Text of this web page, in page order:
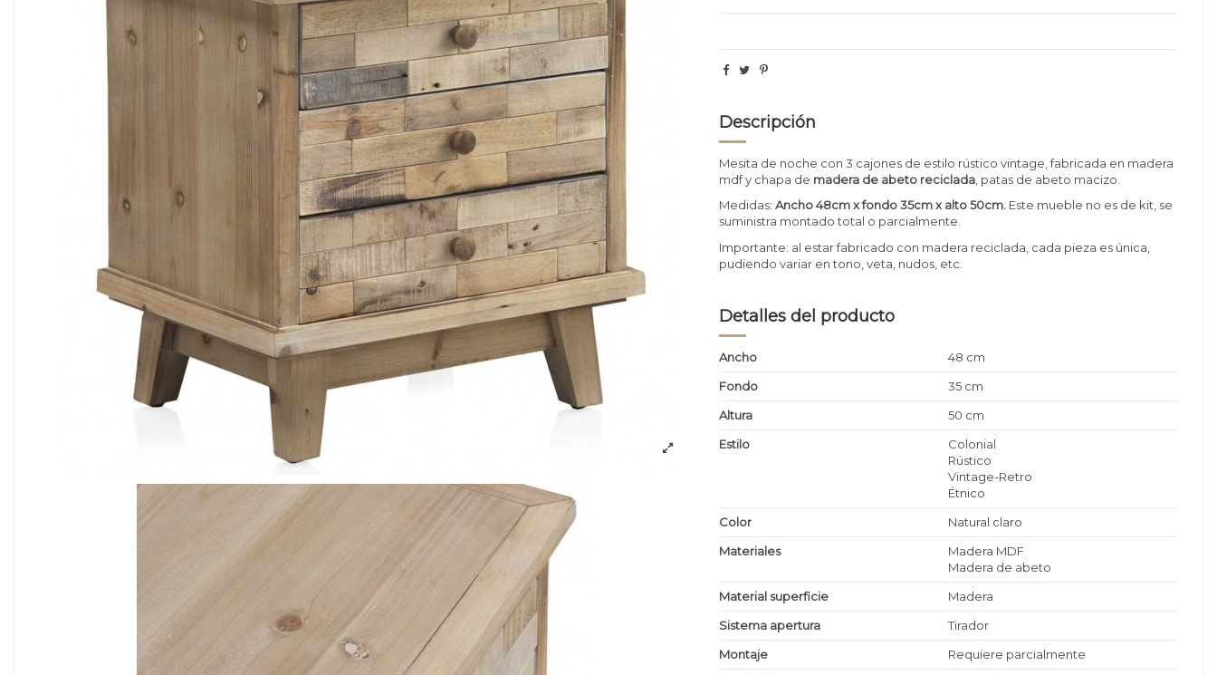
Descripción
Mesita de noche con 3 cajones de estilo rústico vintage, fabricada en madera
mdf y chapa de madera de abeto reciclada , patas de abeto macizo.
Medidas:Ancho 48cm x fondo 35cm x alto 50cm. Este mueble no es de kit, se
suministra montado total o parcialmente.
Importante: al estar fabricado con madera reciclada, cada pieza es única,
pudiendo variar en tono, veta, nudos, etc.
Detalles del producto
Ancho
48 cm
Fondo
35 cm
Altura
50 cm
Estilo
Colonial
Rústico
Vintage-Retro
Étnico
Color
Natural claro
Materiales
Madera MDF
Madera de abeto
Material superficie
Madera
Sistema apertura
Tirador
Montaje
Requiere parcialmente